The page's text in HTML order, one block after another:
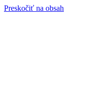
Preskočiť na obsah